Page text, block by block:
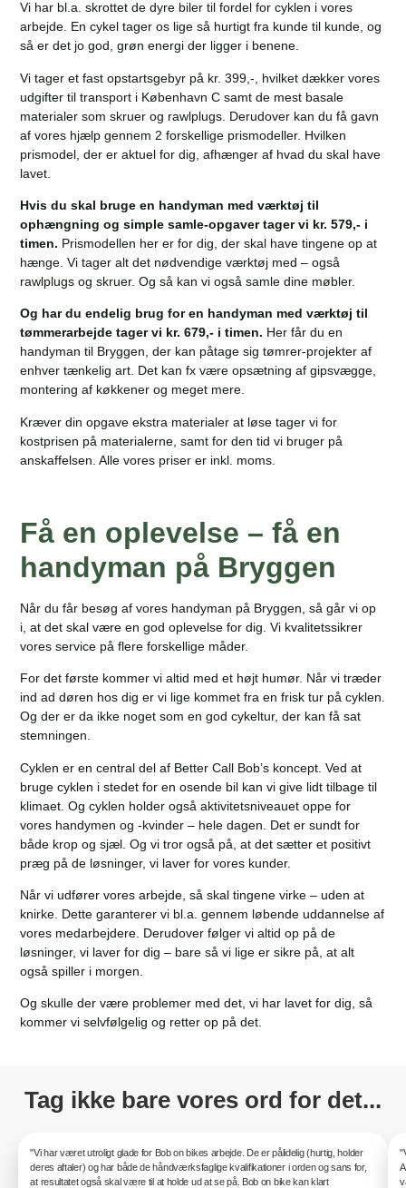
Vi har bl.a. skrottet de dyre biler til fordel for cyklen i vores
arbejde. En cykel tager os lige så hurtigt fra kunde til kunde, og
så er det jo god, grøn energi der ligger i benene.
Vi tager et fast opstartsgebyr på kr. 399,-, hvilket dækker vores
udgifter til transport i København C samt de mest basale
materialer som skruer og rawlplugs. Derudover kan du få gavn
af vores hjælp gennem 2 forskellige prismodeller. Hvilken
prismodel, der er aktuel for dig, afhænger af hvad du skal have
lavet.
Hvis du skal bruge en handyman med værktøj til
ophængning og simple samle-opgaver tager vi kr. 579,- i
timen. Prismodellen her er for dig, der skal have tingene op at
hænge. Vi tager alt det nødvendige værktøj med – også
rawlplugs og skruer. Og så kan vi også samle dine møbler.
Og har du endelig brug for en handyman med værktøj til
tømmerarbejde tager vi kr. 679,- i timen. Her får du en
handyman til Bryggen, der kan påtage sig tømrer-projekter af
enhver tænkelig art. Det kan fx være opsætning af gipsvægge,
montering af køkkener og meget mere.
Kræver din opgave ekstra materialer at løse tager vi for
kostprisen på materialerne, samt for den tid vi bruger på
anskaffelsen. Alle vores priser er inkl. moms.
Få en oplevelse – få en
handyman på Bryggen
Når du får besøg af vores handyman på Bryggen, så går vi op
i, at det skal være en god oplevelse for dig. Vi kvalitetssikrer
vores service på flere forskellige måder.
For det første kommer vi altid med et højt humør. Når vi træder
ind ad døren hos dig er vi lige kommet fra en frisk tur på cyklen.
Og der er da ikke noget som en god cykeltur, der kan få sat
stemningen.
Cyklen er en central del af Better Call Bob’s koncept. Ved at
bruge cyklen i stedet for en osende bil kan vi give lidt tilbage til
klimaet. Og cyklen holder også aktivitetsniveauet oppe for
vores handymen og -kvinder – hele dagen. Det er sundt for
både krop og sjæl. Og vi tror også på, at det sætter et positivt
præg på de løsninger, vi laver for vores kunder.
Når vi udfører vores arbejde, så skal tingene virke – uden at
knirke. Dette garanterer vi bl.a. gennem løbende uddannelse af
vores medarbejdere. Derudover følger vi altid op på de
løsninger, vi laver for dig – bare så vi lige er sikre på, at alt
også spiller i morgen.
Og skulle der være problemer med det, vi har lavet for dig, så
kommer vi selvfølgelig og retter op på det.
Tag ikke bare vores ord for det...
"Vi har været utroligt glade for Bob on bikes arbejde. De er pålidelig (hurtig, holder
deres aftaler) og har både de håndværksfaglige kvalifikationer i orden og sans for,
at resultatet også skal være til at holde ud at se på. Bob on bike kan klart